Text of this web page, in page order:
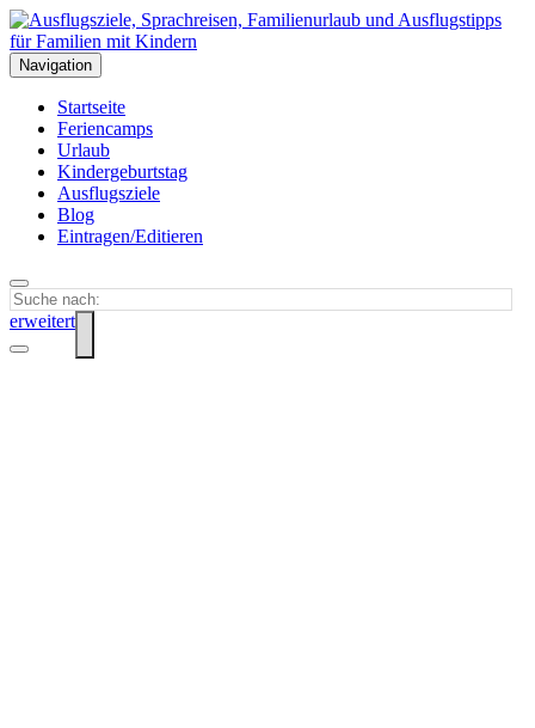
Navigation
Startseite
Feriencamps
Urlaub
Kindergeburtstag
Ausflugsziele
Blog
Eintragen/Editieren
erweitert